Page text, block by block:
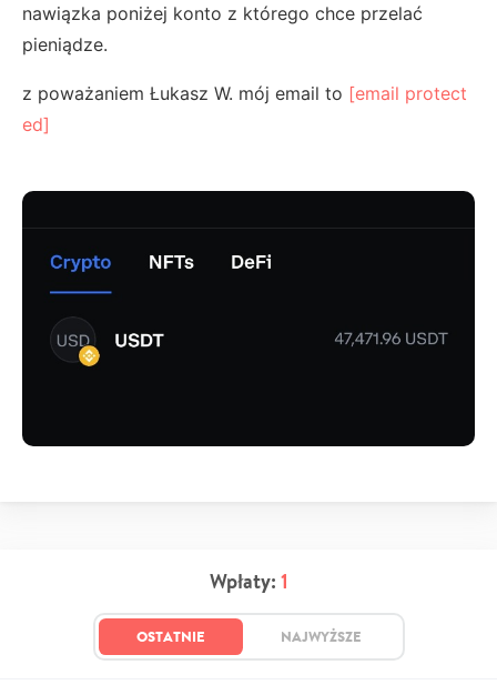
nawiązka poniżej konto z którego chce przelać
pieniądze.
z poważaniem Łukasz W. mój email to [email protect
ed]
Wpłaty: 1
OSTATNIE NAJWYŻSZE